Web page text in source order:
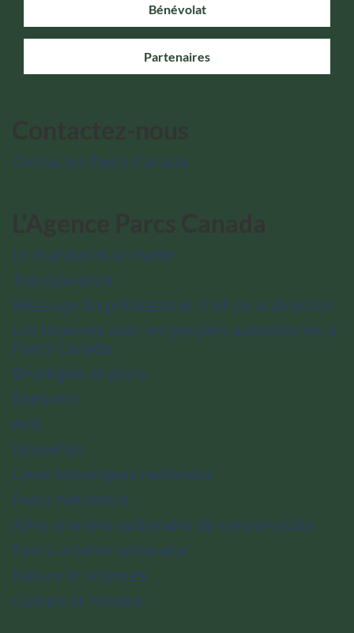
Bénévolat
Partenaires
Contactez Parcs Canada
Le mandat et la charte
Transparence
Message du président et chef de la direction
Les relations avec les peuples autochtones à
Parcs Canada
Stratégies et plans
Rapports
Avis
Nouvelles
Lieux historiques nationaux
Parcs nationaux
Aires marines nationales de conservation
Parcs urbains nationaux
Nature et sciences
Culture et histoire